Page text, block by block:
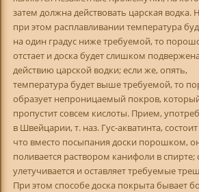
затем должна действовать царская водка.
при этом расплавливании температура
на один градус ниже требуемой, то
отстает и доска будет слишком
действию царской водки; если же, опять,
температура будет выше требуемой, то
образует непроницаемый покров,
пропустит совсем кислоты. Прием,
в Швейцарии, т. наз. Гус-акватинта,
что вместо посыпания доски порошком,
поливается раствором канифоли в спирте;
улетучивается и оставляет требуемые
При этом способе доска покрыта бывает